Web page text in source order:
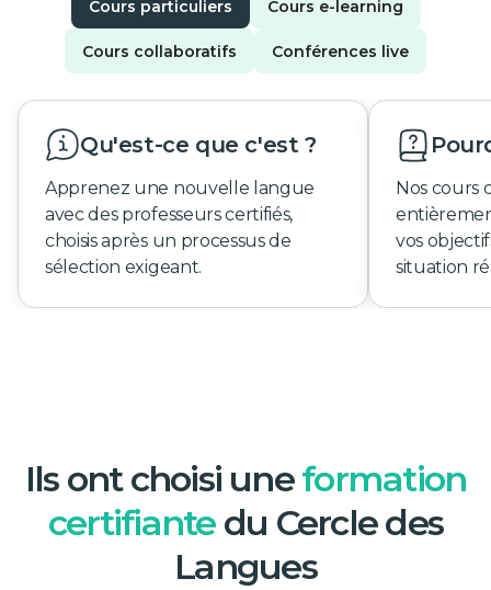
Cours particuliers Cours e-learning
Cours collaboratifs Conférences live
Qu'est-ce que c'est ?
Apprenez une nouvelle langue
avec des professeurs certifiés,
choisis après un processus de
sélection exigeant.
Nos cours
vos
situation
Ils ont choisi uneformation
certifiantedu Cercle des
Langues